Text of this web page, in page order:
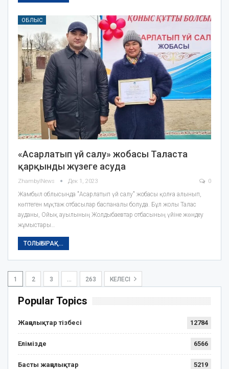
ОБЛЫС
«Асарлатып үй салу» жобасы Таласта
қарқынды жүзеге асуда
ZhambylNews Дек 1, 2023 0
Жамбыл облысында "Асарлатып үй салу" жобасы қолға алынып,
көптеген мұқтаж отбасылар баспаналы болуда. Бұл жолы Талас
ауданы, Ойық ауылының Жолдыбаевтар отбасының үйіне жөндеу
жұмыстары…
ТОЛЫҒЫРАҚ...
1 2 3 … 263 КЕЛЕСІ
Popular Topics
Жаңалықтар тізбесі 12784
Елімізде 6566
Басты жаңалықтар 5219